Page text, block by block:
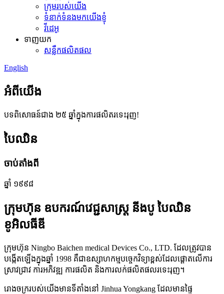
ក្រុមរបស់យើង
ទំនាក់ទំនងមកយើងខ្ញុំ
វីដេអូ
ទាញយក
សន្លឹកផលិតផល
English
អំពីយើង
បទពិសោធន៍ជាង ២៥ ឆ្នាំក្នុងការផលិតរទេះរុញ!
បៃឈិន
ចាប់តាំងពី
ឆ្នាំ ១៩៩៨
ក្រុមហ៊ុន ឧបករណ៍វេជ្ជសាស្ត្រ នីងបូ បៃឈិន
ខូអិលធីឌី
ក្រុមហ៊ុន Ningbo Baichen medical Devices Co., LTD. ដែលត្រូវបាន
បង្កើតឡើងក្នុងឆ្នាំ 1998 គឺជាឧស្សាហកម្មបច្ចេកវិទ្យាខ្ពស់ដែលផ្តោតលើការ
ស្រាវជ្រាវ ការអភិវឌ្ឍ ការផលិត និងការលក់ផលិតផលរទេះរុញ។
រោងចក្ររបស់យើងមានទីតាំងនៅ Jinhua Yongkang ដែលមានផ្ទៃ